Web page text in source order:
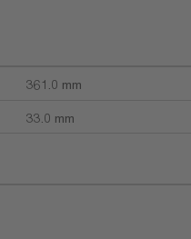
361.0 mm
33.0 mm